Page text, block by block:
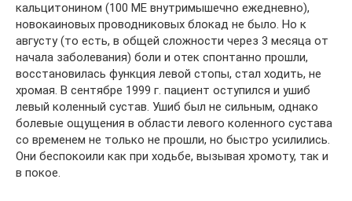
кальцитонином (100 МЕ внутримышечно ежедневно),
новокаиновых проводниковых блокад не было. Но к
августу (то есть, в общей сложности через 3 месяца от
начала заболевания) боли и отек спонтанно прошли,
восстановилась функция левой стопы, стал ходить, не
хромая. В сентябре 1999 г. пациент оступился и ушиб
левый коленный сустав. Ушиб был не сильным, однако
болевые ощущения в области левого коленного сустава
со временем не только не прошли, но быстро усилились.
Они беспокоили как при ходьбе, вызывая хромоту, так и
в покое.